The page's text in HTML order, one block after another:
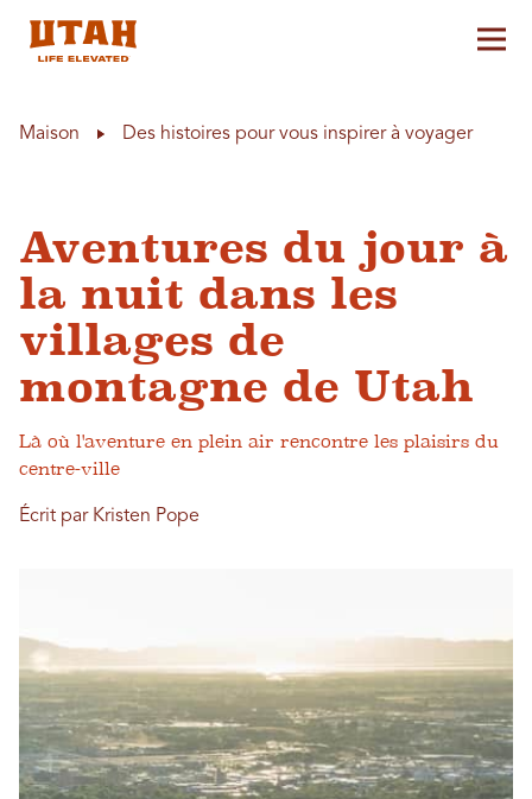
Maison Des histoires pour vous inspirer à voyager
Aventures du jour à
la nuit dans les
villages de
montagne de Utah
Là où l'aventure en plein air rencontre les plaisirs du
centre-ville
Écrit par Kristen Pope